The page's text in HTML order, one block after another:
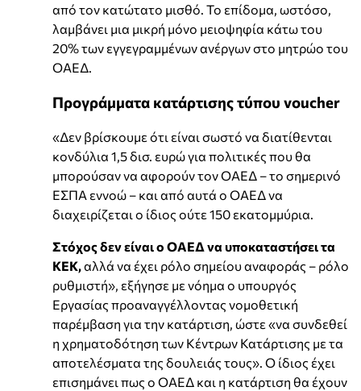
από τον κατώτατο μισθό. Το επίδομα, ωστόσο,
λαμβάνει μια μικρή μόνο μειοψηφία κάτω του
20% των εγγεγραμμένων ανέργων στο μητρώο του
ΟΑΕΔ.
Προγράμματα κατάρτισης τύπου voucher
«Δεν βρίσκουμε ότι είναι σωστό να διατίθενται
κονδύλια 1,5 δισ. ευρώ για πολιτικές που θα
μπορούσαν να αφορούν τον ΟΑΕΔ – το σημερινό
ΕΣΠΑ εννοώ – και από αυτά ο ΟΑΕΔ να
διαχειρίζεται ο ίδιος ούτε 150 εκατομμύρια.
Στόχος δεν είναι ο ΟΑΕΔ να υποκαταστήσει τα
ΚΕΚ,αλλά να έχει ρόλο σημείου αναφοράς – ρόλο
ρυθμιστή», εξήγησε με νόημα ο υπουργός
Εργασίας προαναγγέλλοντας νομοθετική
παρέμβαση για την κατάρτιση, ώστε «να συνδεθεί
η χρηματοδότηση των Κέντρων Κατάρτισης με τα
αποτελέσματα της δουλειάς τους». Ο ίδιος έχει
επισημάνει πως ο ΟΑΕΔ και η κατάρτιση θα έχουν